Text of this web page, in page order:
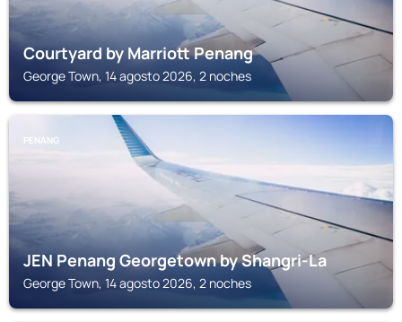
Courtyard by Marriott Penang
George Town, 14 agosto 2026, 2 noches
PENANG
JEN Penang Georgetown by Shangri-La
George Town, 14 agosto 2026, 2 noches